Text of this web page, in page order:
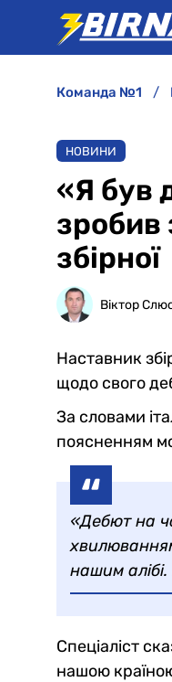
команда №1
НОВИНИ
«Я був
зробив
збірної
Віктор
Наставник
щодо свого
За словами
поясненням
«Дебют на
нашим
Спеціаліст
нашою